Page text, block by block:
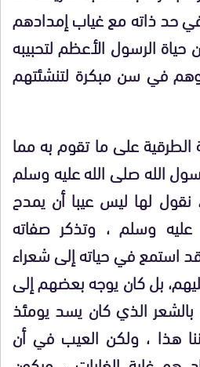
حد ذاته مع غياب إمدادهم
الرسول الأعظم لتحبيبه
وهم في سن مبكرة لتنشئتهم
على ما تقوم به مما
الله صلى الله عليه وسلم
نقول لها ليس عيبا أن يمدح
وسلم ، وتذكر صفاته
استمع في حياته إلى شعراء
بل كان يوجه بعضهم إلى
الذي كان يسد يومئذ
هذا ، ولكن العيب في أن